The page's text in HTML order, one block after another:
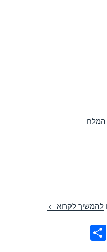
המלח
להמשיך לקרוא מבצע במלון דיוויד
T